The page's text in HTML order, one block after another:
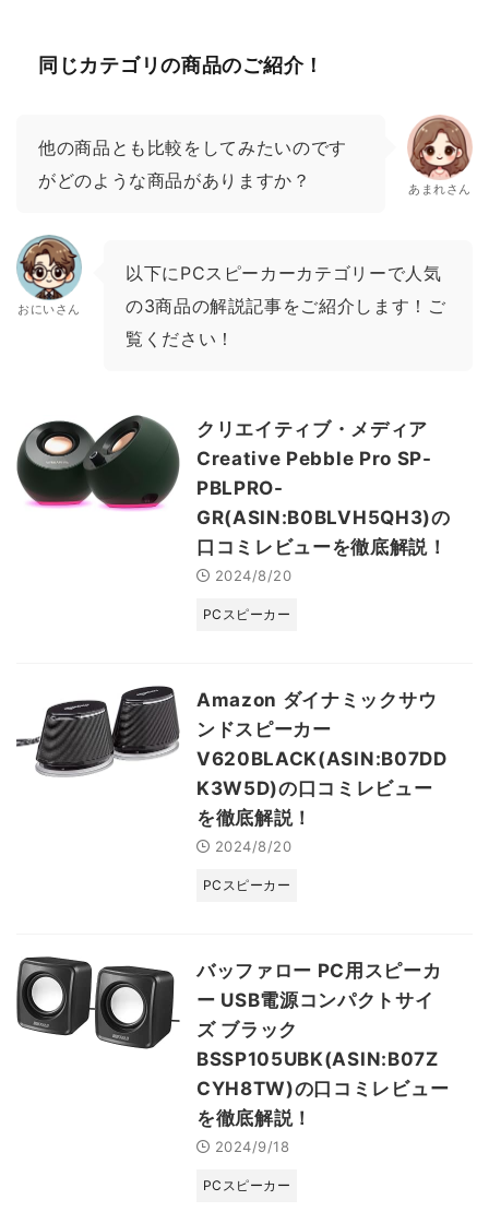
同じカテゴリの商品のご紹介！
他の商品とも比較をしてみたいのです
がどのような商品がありますか？
あまれさん
おにいさん
以下にPCスピーカーカテゴリーで人気
の3商品の解説記事をご紹介します！ご
覧ください！
クリエイティブ・メディア
Creative Pebble Pro SP-
PBLPRO-
GR(ASIN:B0BLVH5QH3)の
口コミレビューを徹底解説！
2024/8/20
PCスピーカー
Amazon ダイナミックサウ
ンドスピーカー
V620BLACK(ASIN:B07DD
K3W5D)の口コミレビュー
を徹底解説！
2024/8/20
PCスピーカー
バッファロー PC用スピーカ
ー USB電源コンパクトサイ
ズ ブラック
BSSP105UBK(ASIN:B07Z
CYH8TW)の口コミレビュー
を徹底解説！
2024/9/18
PCスピーカー